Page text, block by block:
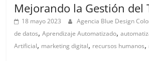
Mejorando la Gestión del
18 mayo 2023 Agencia Blue Design
de datos,Aprendizaje Automatizado,
Artificial, marketing digital, recursos humanos,